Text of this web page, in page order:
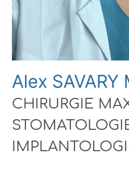
Alex SAVARY
CHIRURGIE